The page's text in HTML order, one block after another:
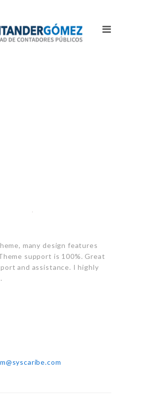
many design features
support is 100%. Great
and assistance. I highly